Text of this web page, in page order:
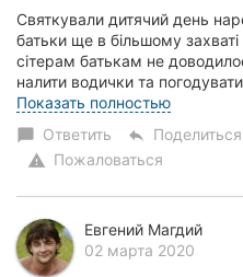
Святкували дитячий день
батьки ще в більшому
сітерам батькам не
налити водички та
було настільки смачним, що
Показать полностью
chat_bubble Ответить reply Поделиться
warning Пожаловаться
Евгений Магдий
02 марта 2020